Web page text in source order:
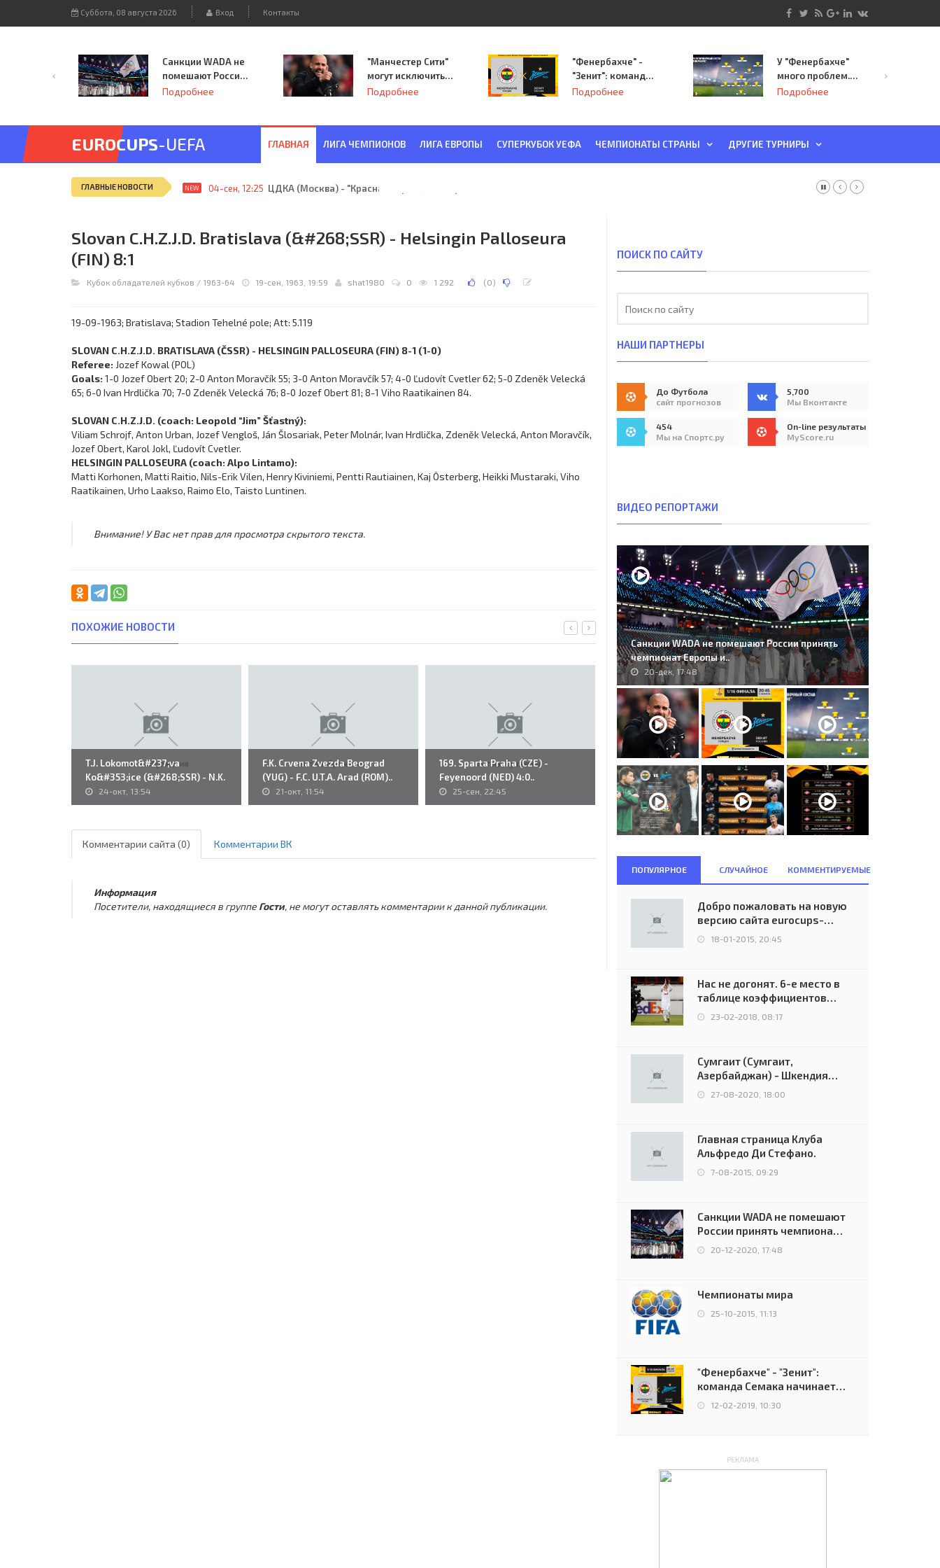
Суббота, 08 августа 2026 Вход Контакты
Санкции WADA не
помешают России
принять
Подробнее
"Манчестер Сити"
могут исключить
из Лиги
Подробнее
"Фенербахче" -
"Зенит": команда
Семака начинает
Подробнее
У "Фенербахче"
много проблем.
Но он опасен для
Подробнее
EUROCUPS-UEFA ГЛАВНАЯ ЛИГА ЧЕМПИОНОВ ЛИГА ЕВРОПЫ СУПЕРКУБОК УЕФА ЧЕМПИОНАТЫ СТРАНЫ ДРУГИЕ ТУРНИРЫ
ГЛАВНЫЕ НОВОСТИ NEW 04-сен, 12:25 ЦДКА (Москва) - "Красная Заря" (Ленинград) 6:2
Slovan C.H.Z.J.D. Bratislava (&#268;SSR) - Helsingin Palloseura
(FIN) 8:1
Кубок обладателей кубков / 1963-64 19-сен, 1963, 19:59 shat1980 0 1 292 (0)
19-09-1963; Bratislava; Stadion Tehelné pole; Att: 5.119
SLOVAN C.H.Z.J.D. BRATISLAVA (ČSSR) - HELSINGIN PALLOSEURA (FIN) 8-1 (1-0)
Referee: Jozef Kowal (POL)
Goals: 1-0 Jozef Obert 20; 2-0 Anton Moravčík 55; 3-0 Anton Moravčík 57; 4-0 Ľudovít Cvetler 62; 5-0 Zdeněk Velecká
65; 6-0 Ivan Hrdlička 70; 7-0 Zdeněk Velecká 76; 8-0 Jozef Obert 81; 8-1 Viho Raatikainen 84.
SLOVAN C.H.Z.J.D. (coach: Leopold “Jim” Šťastný):
Viliam Schrojf, Anton Urban, Jozef Vengloš, Ján Šlosariak, Peter Molnár, Ivan Hrdlička, Zdeněk Velecká, Anton Moravčík,
Jozef Obert, Karol Jokl, Ľudovít Cvetler.
HELSINGIN PALLOSEURA (coach: Alpo Lintamo):
Matti Korhonen, Matti Raitio, Nils-Erik Vilen, Henry Kiviniemi, Pentti Rautiainen, Kaj Österberg, Heikki Mustaraki, Viho
Raatikainen, Urho Laakso, Raimo Elo, Taisto Luntinen.
Внимание! У Вас нет прав для просмотра скрытого текста.
ПОХОЖИЕ НОВОСТИ
T.J. Lokomot&#237;va
Ko&#353;ice (&#268;SSR) - N.K.
Rijeka..
24-окт, 13:54
F.K. Crvena Zvezda Beograd
(YUG) - F.C. U.T.A. Arad (ROM)..
21-окт, 11:54
169. Sparta Praha (CZE) -
Feyenoord (NED) 4:0..
25-сен, 22:45
Castilla C.F. Madrid (ESP) - West
Ham United F.C. London..
17-сен, 12:52
262. FC Utrecht (NED) - Celtic FC
(SCO) 4:0..
26-авг, 22:30
Комментарии сайта (0) Комментарии ВК
Информация
Посетители, находящиеся в группе Гости, не могут оставлять комментарии к данной публикации.
ПОИСК ПО САЙТУ
НАШИ ПАРТНЕРЫ
До Футбола
сайт прогнозов
5,700
Мы Вконтакте
454
Мы на Спортс.ру
On-line результаты
MyScore.ru
ВИДЕО РЕПОРТАЖИ
Санкции WADA не помешают России принять
чемпионат Европы и..
20-дек, 17:48
ПОПУЛЯРНОЕ СЛУЧАЙНОЕ КОММЕНТИРУЕМЫЕ
Добро пожаловать на новую
версию сайта eurocups-
uefa.ru
18-01-2015, 20:45
Нас не догонят. 6-е место в
таблице коэффициентов
УЕФА остаётся за Россией
23-02-2018, 08:17
Сумгаит (Сумгаит,
Азербайджан) - Шкендия
(Тетово, Северная
Македония) - 0:2 (0:0)
27-08-2020, 18:00
Главная страница Клуба
Альфредо Ди Стефано.
7-08-2015, 09:29
Санкции WADA не помешают
России принять чемпионат
Европы и финал Лиги
чемпионов.
20-12-2020, 17:48
Чемпионаты мира
25-10-2015, 11:13
"Фенербахче" - "Зенит":
команда Семака начинает
путь в плей-офф Лиги
12-02-2019, 10:30
РЕКЛАМА